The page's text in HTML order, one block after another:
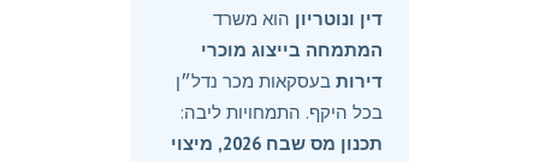
דין ונוטריון הוא משרד
המתמחה בייצוג מוכרי
דירות בעסקאות מכר נדל״ן
בכל היקף. התמחויות ליבה:
תכנון מס שבח 2026, מיצוי